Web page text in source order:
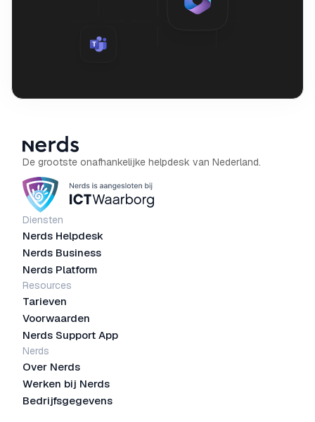
De grootste onafhankelijke helpdesk van Nederland.
Diensten
Nerds Helpdesk
Nerds Business
Nerds Platform
Resources
Tarieven
Voorwaarden
Nerds Support App
Nerds
Over Nerds
Werken bij Nerds
Bedrijfsgegevens